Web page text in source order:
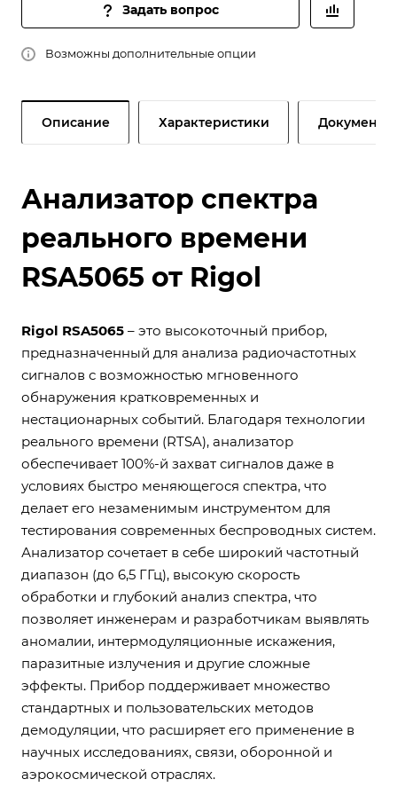
Задать вопрос
Возможны дополнительные опции
Описание Характеристики Документы
Анализатор спектра
реального времени
RSA5065 от Rigol
Rigol RSA5065 – это высокоточный прибор,
предназначенный для анализа радиочастотных
сигналов с возможностью мгновенного
обнаружения кратковременных и
нестационарных событий. Благодаря технологии
реального времени (RTSA), анализатор
обеспечивает 100%-й захват сигналов даже в
условиях быстро меняющегося спектра, что
делает его незаменимым инструментом для
тестирования современных беспроводных систем.
Анализатор сочетает в себе широкий частотный
диапазон (до 6,5 ГГц), высокую скорость
обработки и глубокий анализ спектра, что
позволяет инженерам и разработчикам выявлять
аномалии, интермодуляционные искажения,
паразитные излучения и другие сложные
эффекты. Прибор поддерживает множество
стандартных и пользовательских методов
демодуляции, что расширяет его применение в
научных исследованиях, связи, оборонной и
аэрокосмической отраслях.